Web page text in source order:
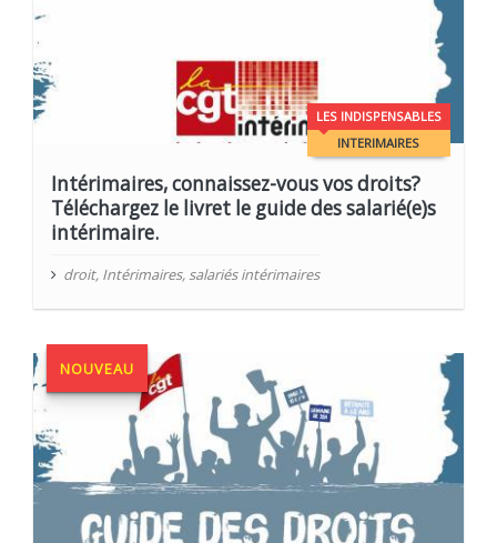
LES INDISPENSABLES
INTERIMAIRES
Intérimaires, connaissez-vous vos droits?
Téléchargez le livret le guide des salarié(e)s
intérimaire.
droit, Intérimaires, salariés intérimaires
NOUVEAU